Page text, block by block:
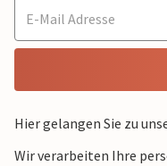
Hier gelangen Sie zu
Wir verarbeiten Ihre